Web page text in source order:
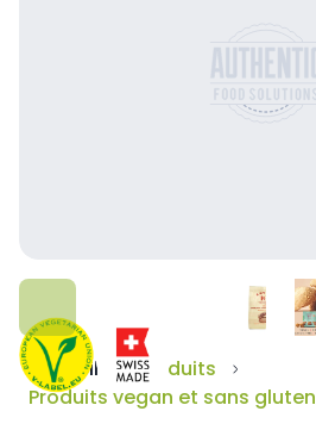
Accueil
Produits
Produits vegan et sans gluten